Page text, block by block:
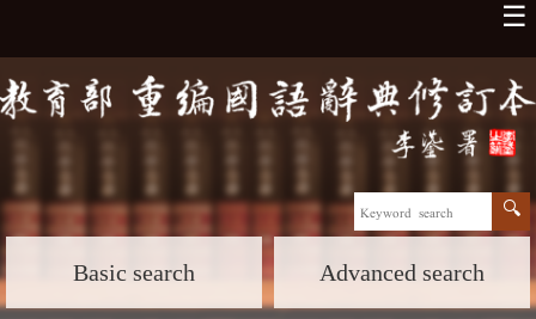
☰
Basic search Advanced search